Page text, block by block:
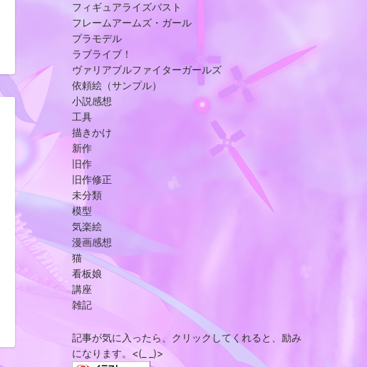
フィギュアライズバスト
フレームアームズ・ガール
プラモデル
ラブライブ！
ヴァリアブルファイターガールズ
依頼絵（サンプル）
小説感想
工具
描きかけ
新作
旧作
旧作修正
未分類
模型
気楽絵
漫画感想
猫
看板娘
講座
雑記
記事が気に入ったら、クリックしてくれると、励み
になります。<(_ _)>